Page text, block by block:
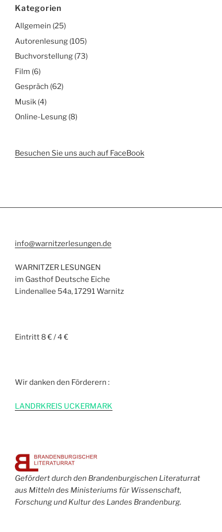
Kategorien
Allgemein (25)
Autorenlesung (105)
Buchvorstellung (73)
Film (6)
Gespräch (62)
Musik (4)
Online-Lesung (8)
Besuchen Sie uns auch auf FaceBook
info@warnitzerlesungen.de
WARNITZER LESUNGEN
im Gasthof Deutsche Eiche
Lindenallee 54a, 17291 Warnitz
Eintritt 8 € / 4 €
Wir danken den Förderern :
LANDRKREIS UCKERMARK
Gefördert durch den Brandenburgischen Literaturrat
aus Mitteln des Ministeriums für Wissenschaft,
Forschung und Kultur des Landes Brandenburg.